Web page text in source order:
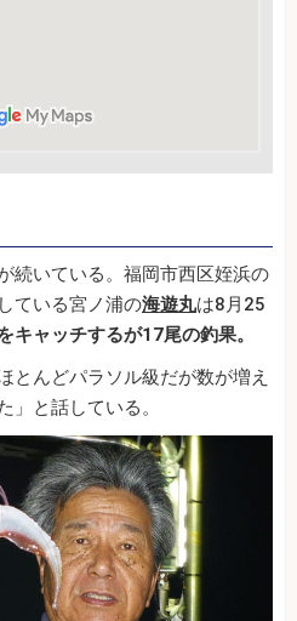
続いている。福岡市西区姪浜の
ている宮ノ浦の海遊丸は8月25
キャッチするが17尾の釣果。
とんどパラソル級だが数が増え
と話している。